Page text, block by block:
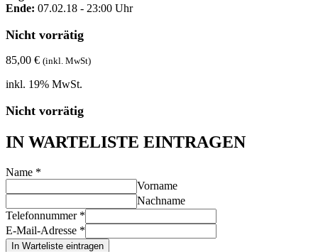
Ende: 07.02.18 - 23:00 Uhr
Nicht vorrätig
85,00 € (inkl. MwSt)
inkl. 19% MwSt.
Nicht vorrätig
IN WARTELISTE EINTRAGEN
Name *
Vorname
Nachname
Telefonnummer *
E-Mail-Adresse *
In Warteliste eintragen